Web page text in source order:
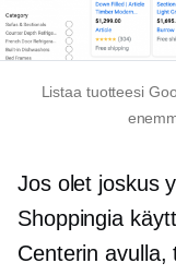
Listaa tuotteesi
Jos olet joskus
Shoppingia
Centerin avulla,